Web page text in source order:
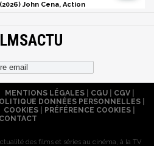
John Cena, Action
MENTIONS LÉGALES| CGU| CGV|
DONNÉES PERSONNELLES
COOKIES
PRÉFÉRENCE COOKIES
CONTACT
des films et séries au cinéma, à la TV